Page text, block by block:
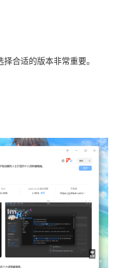
合适的版本非常重要。